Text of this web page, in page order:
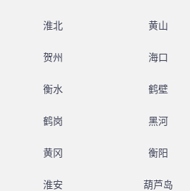
淮北 黄山
贺州 海口
衡水 鹤壁
鹤岗 黑河
黄冈 衡阳
淮安 葫芦岛